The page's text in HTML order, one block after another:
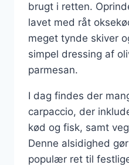
brugt i retten.
lavet med råt
meget tynde skiver
simpel dressing af
parmesan.
I dag findes der
carpaccio, der
kød og fisk, samt
Denne alsidighed
populær ret til